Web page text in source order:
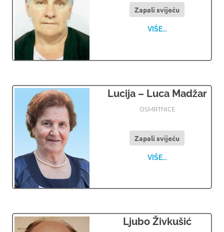
Zapali svijeću
VIŠE...
Lucija – Luca Madžar
20.01.2025
OSMRTNICE LJUBUSKI
OSMRTNICE
Zapali svijeću
VIŠE...
Ljubo Živkušić